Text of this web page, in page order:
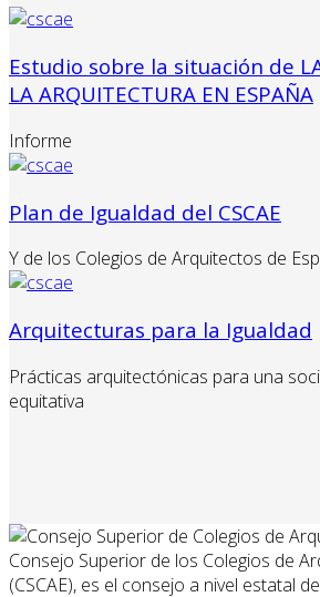
Estudio sobre la situación de
LA ARQUITECTURA EN ESPAÑA
Informe
Plan de Igualdad del CSCAE
Y de los Colegios de Arquitectos de
Arquitecturas para la Igualdad
Prácticas arquitectónicas para una
equitativa
Consejo Superior de los Colegios de
(CSCAE), es el consejo a nivel estatal